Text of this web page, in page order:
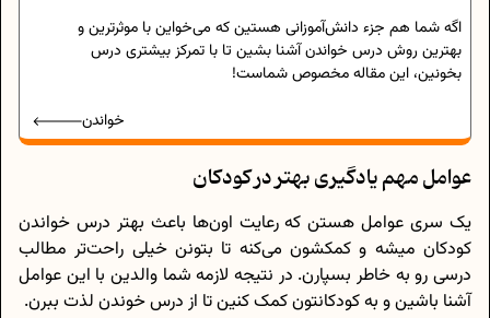
اگه شما هم جزء دانش‌آموزانی هستین که می‌خواین با موثرترین و
بهترین روش درس خواندن آشنا بشین تا با تمرکز بیشتری درس
بخونین، این مقاله مخصوص شماست!
خواندن
عوامل مهم یادگیری بهتر در کودکان
یک سری عوامل هستن که رعایت اون‌ها باعث بهتر درس خواندن
کودکان میشه و کمکشون می‌کنه تا بتونن خیلی راحت‌تر مطالب
درسی رو به خاطر بسپارن. در نتیجه لازمه شما والدین با این عوامل
آشنا باشین و به کودکانتون کمک کنین تا از درس خوندن لذت ببرن.